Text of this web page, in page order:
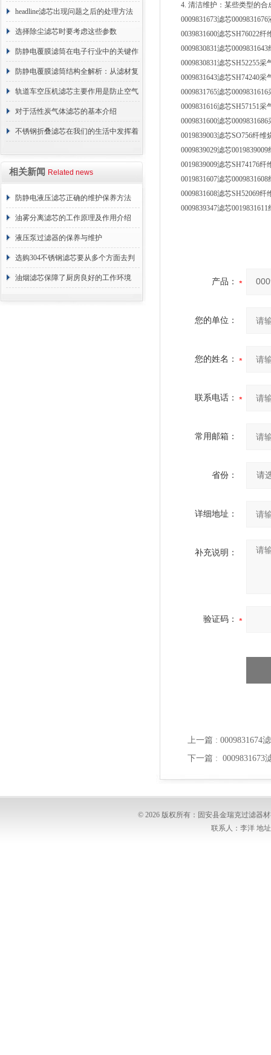
headline滤芯出现问题之后的处理方法
分享
选择除尘滤芯时要考虑这些参数
防静电覆膜滤筒在电子行业中的关键作
用
防静电覆膜滤筒结构全解析：从滤材复
合到整体成型
轨道车空压机滤芯主要作用是防止空气
中的杂质和油脂浓度升高
对于活性炭气体滤芯的基本介绍
不锈钢折叠滤芯在我们的生活中发挥着
相关新闻 Related news
防静电液压滤芯正确的维护保养方法
油雾分离滤芯的工作原理及作用介绍
液压泵过滤器的保养与维护
选购304不锈钢滤芯要从多个方面去判
断
油烟滤芯保障了厨房良好的工作环境
4. 清洁维护：某些类型的合
0009831673滤芯0009831676
0039831600滤芯SH76022纤
0009830831滤芯0009831643
0009830831滤芯SH52255采
0009831643滤芯SH74240采
0009831765滤芯0009831616
0009831616滤芯SH57151采
0009831600滤芯0009831686
0019839003滤芯SO756纤维
0009839029滤芯0019839009
0019839009滤芯SH74176纤
0019831607滤芯0009831608
0009831608滤芯SH52069纤
0009839347滤芯0019831611
产品：
您的单位：
您的姓名：
联系电话：
常用邮箱：
省份：
详细地址：
补充说明：
验证码：
上一篇 : 0009831674
下一篇 : 0009831673
© 2026 版权所有：固安县金瑞克过滤器
联系人：李洋 地